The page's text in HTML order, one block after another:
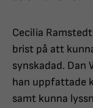
Cecilia
brist på att
synskadad. Dan
han uppfattade
samt kunna